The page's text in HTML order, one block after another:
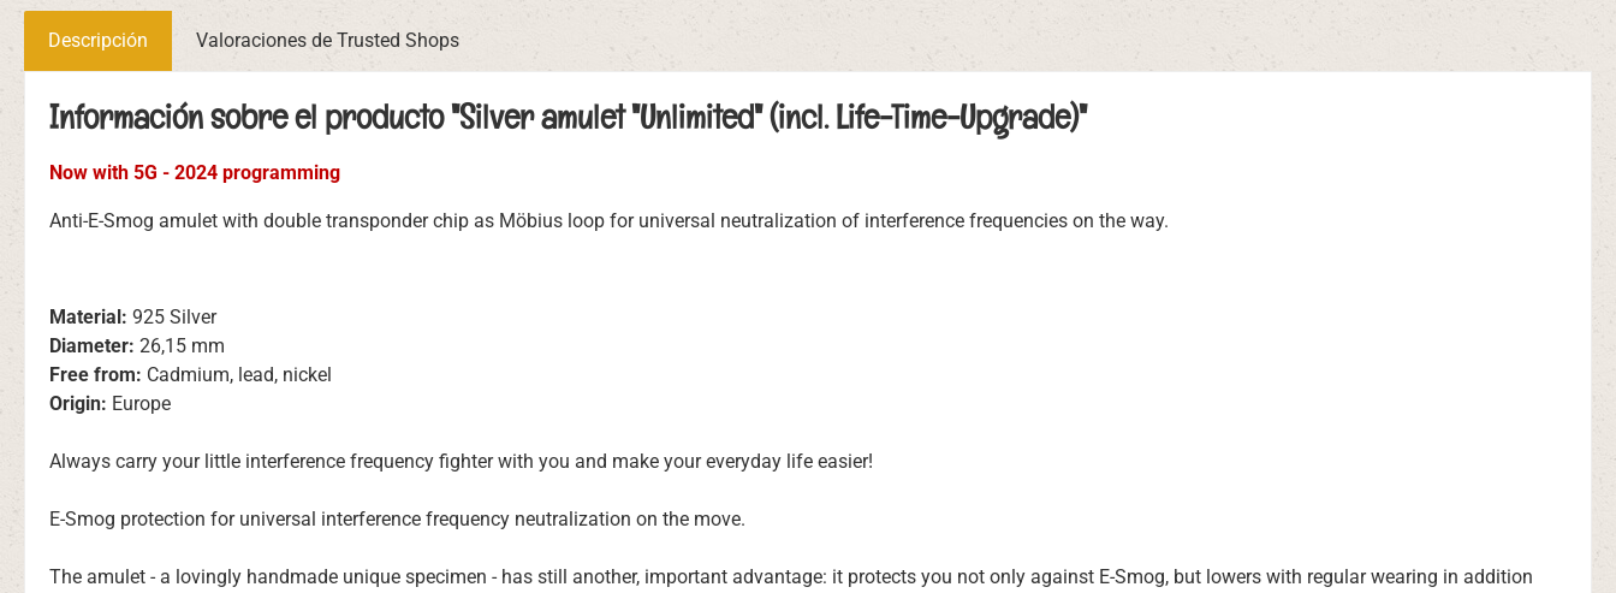
Descripción Valoraciones de Trusted Shops
Información sobre el producto "Silver amulet "Unlimited" (incl. Life-Time-Upgrade)"
Now with 5G - 2024 programming
Anti-E-Smog amulet with double transponder chip as Möbius loop for universal neutralization of interference frequencies on the way.
Material: 925 Silver
Diameter: 26,15 mm
Free from: Cadmium, lead, nickel
Origin: Europe
Always carry your little interference frequency fighter with you and make your everyday life easier!
E-Smog protection for universal interference frequency neutralization on the move.
The amulet - a lovingly handmade unique specimen - has still another, important advantage: it protects you not only against E-Smog, but lowers with regular wearing in addition